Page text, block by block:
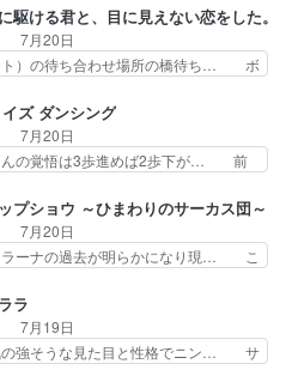
物作りで一気に… 作画は最高なのに
い。やっぱ京… 天下り式に竹のフィ
きたのは…
の野望による性転換、後半… アスト
に皆巻き込まれてて草捕… アストレ
によって男女入れ替わ… アルトレア
のこと好きとは言え… アストレアが
やかでいいねw… 偉大な父を持つが
おっぱい論… 鉄板中の鉄板、性転
二連発(…
駆ける君と、目に見えない恋をした。
7月20日
ト）の待ち合わせ場所の橋待ち… ボ
上げ花火。人混みの中、み… どんど
えていく展開に毎回わく… ちょこっ
風が吹き手元にあった… 』は、率直
と演出が悪いと思う… 小春の目が見
劫さがリアルだ… かけると小春、二
ごす時間が描… ヒロインの目が不自
大切にして…
ズ ダンシング
7月20日
んの覚悟は3歩進めば2歩下が… 前
画がアニメになったらし… 壮絶だっ
間の映画のように… すべての表現
った傑作本当に素… たまに現れて謎
をしてくれるお… 可愛いキャラデザ
更に父から… 再び鬼夜叉を導く、素
名前を知… 恵まれた身分に甘え、修
は苦…
プショウ ～ひまわりのサーカス団～
7月20日
ラーナの過去が明らかになり現… こ
が舞台なのか～現地にも出… 前回に
回もおぱんつであります… キャラク
のはもちろん、ストー… 皇ではなく
ろにして皇に乗り換… 傷跡なんか、
ラ
7月19日
の強そうな見た目と性格でニン… サ